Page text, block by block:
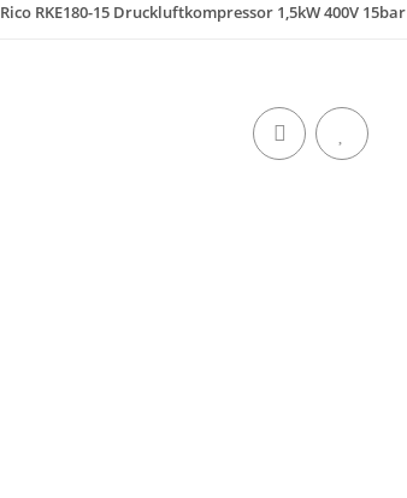
Rico RKE180-15 Druckluftkompressor 1,5kW 400V 15bar